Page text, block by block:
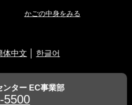
かごの中身をみる
体中文 한글어
ター EC事業部
5500